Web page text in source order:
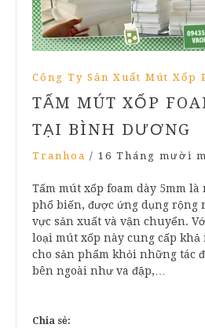
Công Ty Sản Xuất Mút Xốp
TẤM MÚT XỐP
TẠI BÌNH DƯƠNG
Tranhoa / 16 Tháng mười
Tấm mút xốp foam dày 5mm
phổ biến, được ứng dụng
vực sản xuất và vận chuyển.
loại mút xốp này cung cấp khả
cho sản phẩm khỏi những tác
bên ngoài như va đập,…
Chia sẻ: